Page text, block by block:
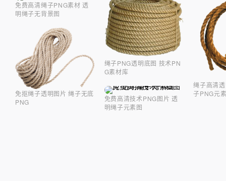
免费高清绳子PNG素材 透
明绳子无背景图
免抠绳子透明图片 绳子无底
PNG
绳子PNG透明底图 技术PN
G素材库
免费高清技术PNG图片 透
明绳子元素图
绳子高清
子PNG元